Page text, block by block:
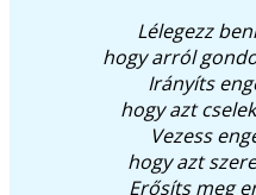
Lélegezz
hogy arról
Irányíts
hogy azt
Vezess
hogy azt
Erősíts meg